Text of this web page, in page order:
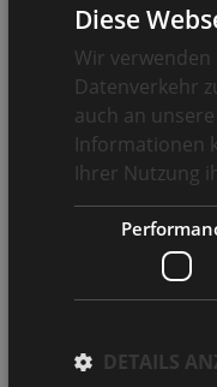
Diese
Wir
Datenverkehr
auch an
Informationen
Ihrer Nutzung
DETAILS